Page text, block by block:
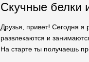
Скучные белки
Друзья, привет! Сегодня я
развлекаются и
На старте ты получаешь